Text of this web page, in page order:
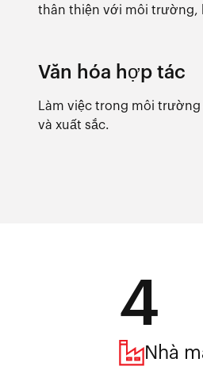
thân thiện với môi trường,
Văn hóa hợp tác
Làm việc trong môi
và xuất sắc.
4
Nhà